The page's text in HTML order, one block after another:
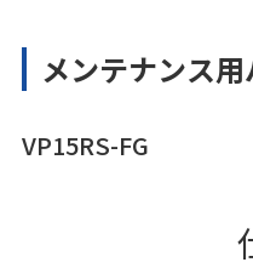
メンテナンス
VP15RS-FG